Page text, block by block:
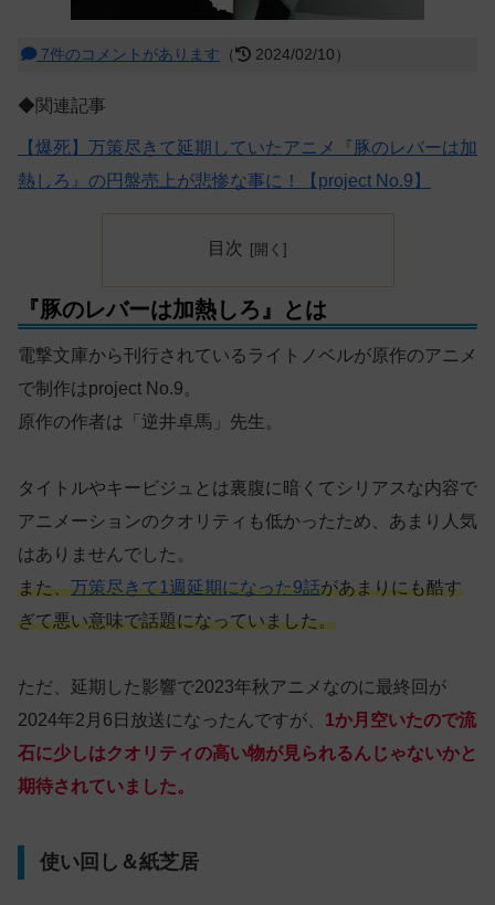
7件のコメントがあります （ 2024/02/10）
◆関連記事
【爆死】万策尽きて延期していたアニメ『豚のレバーは加
熱しろ』の円盤売上が悲惨な事に！【project No.9】
目次
『豚のレバーは加熱しろ』とは
電撃文庫から刊行されているライトノベルが原作のアニメ
で制作はproject No.9。
原作の作者は「逆井卓馬」先生。
タイトルやキービジュとは裏腹に暗くてシリアスな内容で
アニメーションのクオリティも低かったため、あまり人気
はありませんでした。
また、万策尽きて1週延期になった9話があまりにも酷す
ぎて悪い意味で話題になっていました。
ただ、延期した影響で2023年秋アニメなのに最終回が
2024年2月6日放送になったんですが、 1か月空いたので流
石に少しはクオリティの高い物が見られるんじゃないかと
期待されていました。
使い回し＆紙芝居